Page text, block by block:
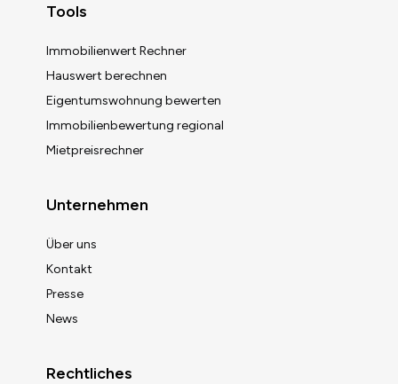
Tools
Immobilienwert Rechner
Hauswert berechnen
Eigentumswohnung bewerten
Immobilienbewertung regional
Mietpreisrechner
Unternehmen
Über uns
Kontakt
Presse
News
Rechtliches